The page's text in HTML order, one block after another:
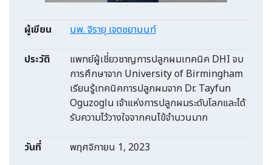
ผู้เขียน นพ. จิรายุ เจตชยานนท์
ประวัติ
แพทย์ผู้เชี่ยวชาญการปลูกผมเทคนิค DHI จบ
การศึกษาจาก University of Birmingham
เรียนรู้เทคนิคการปลูกผมจาก Dr. Tayfun
Oguzoglu เจ้าแห่งการปลูกผมระดับโลกและได้
รับความไว้วางใจจากคนไข้จำนวนมาก
วันที่ พฤศจิกายน 1, 2023